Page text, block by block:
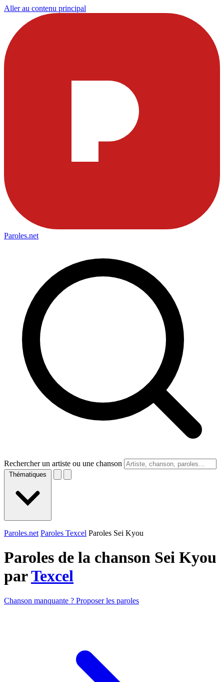
Aller au contenu principal
Paroles.net
Rechercher un artiste ou une chanson
Thématiques
Paroles.net Paroles Texcel Paroles Sei Kyou
Paroles de la chanson Sei Kyou
parTexcel
Chanson manquante ? Proposer les paroles